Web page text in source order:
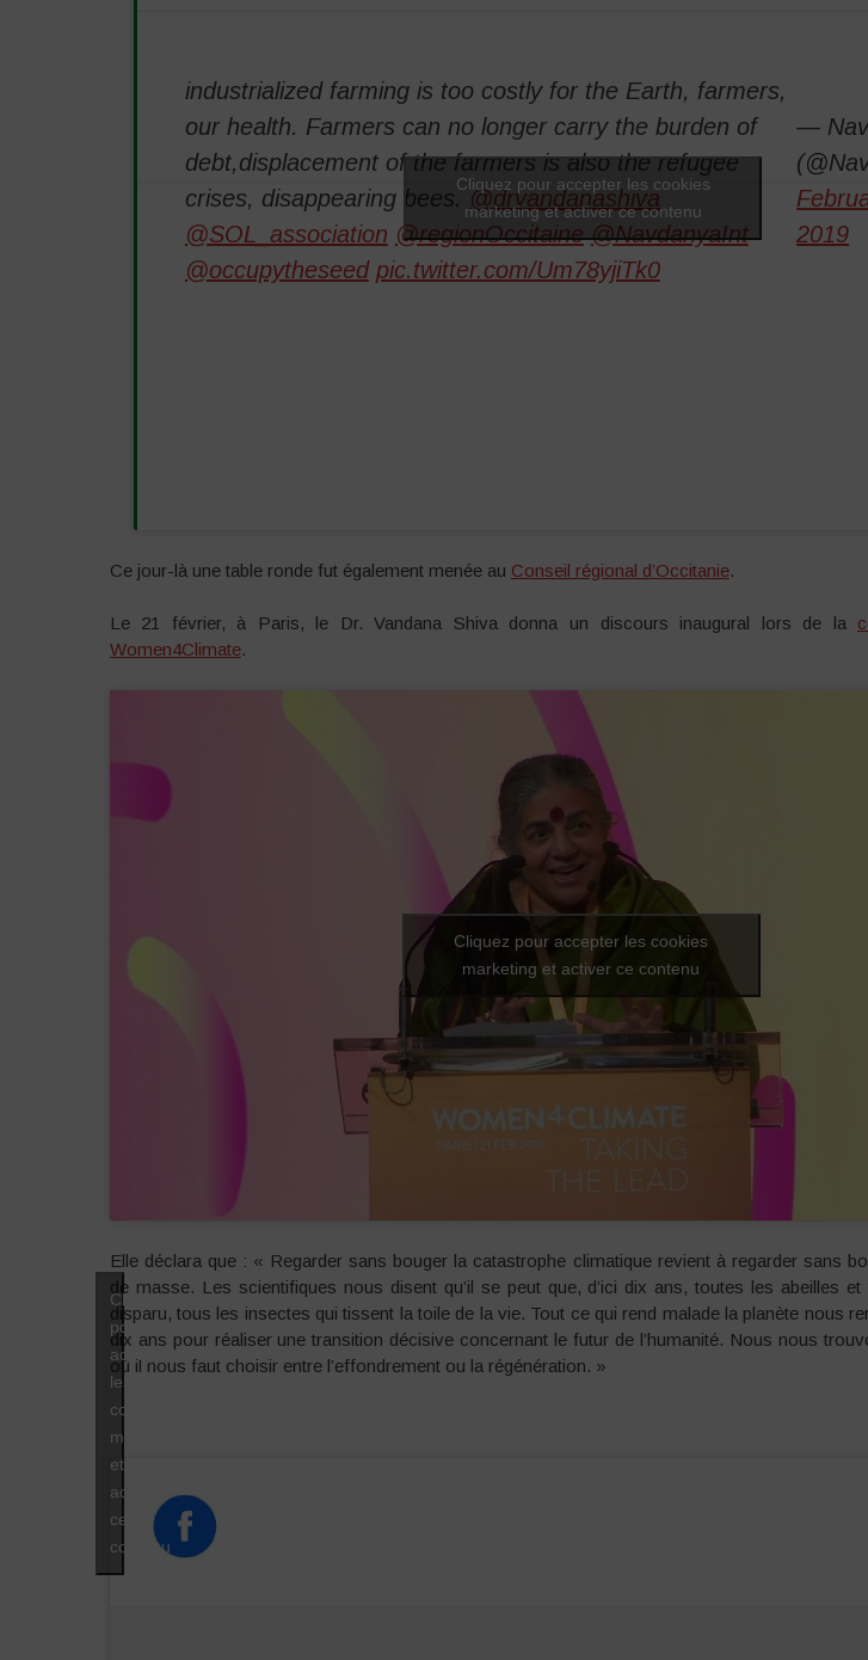
industrialized farming is too costly for the Earth, farmers,
our health. Farmers can no longer carry the burden of
debt,displacement of the farmers is also the refugee
crises, disappearing bees.@drvandanashiva
@SOL_association @regionOccitaine @NavdanyaInt
@occupytheseed pic.twitter.com/Um78yjiTk0
—
2019
Cliquez pour accepter les cookies
marketing et activer ce contenu
Ce jour-là une table ronde fut également menée au Conseil régional d’Occitanie.
Le 21 février, à Paris, le Dr. Vandana Shiva donna un discours inaugural lors de la
Women4Climate.
Cliquez pour accepter les cookies
marketing et activer ce contenu
Elle déclara que : « Regarder sans bouger la catastrophe climatique revient à regarder sans
de masse. Les scientifiques nous disent qu’il se peut que, d’ici dix ans, toutes les abeilles
disparu, tous les insectes qui tissent la toile de la vie. Tout ce qui rend malade la planète nous
dix ans pour réaliser une transition décisive concernant le futur de l’humanité. Nous nous
où il nous faut choisir entre l’effondrement ou la régénération. »
Cliquez
pour
accepter
les
cookies
marketing
et
activer
ce
contenu